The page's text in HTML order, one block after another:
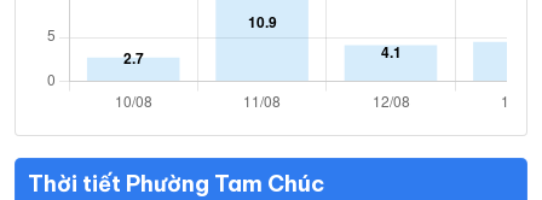
Thời tiết Phường Tam Chúc